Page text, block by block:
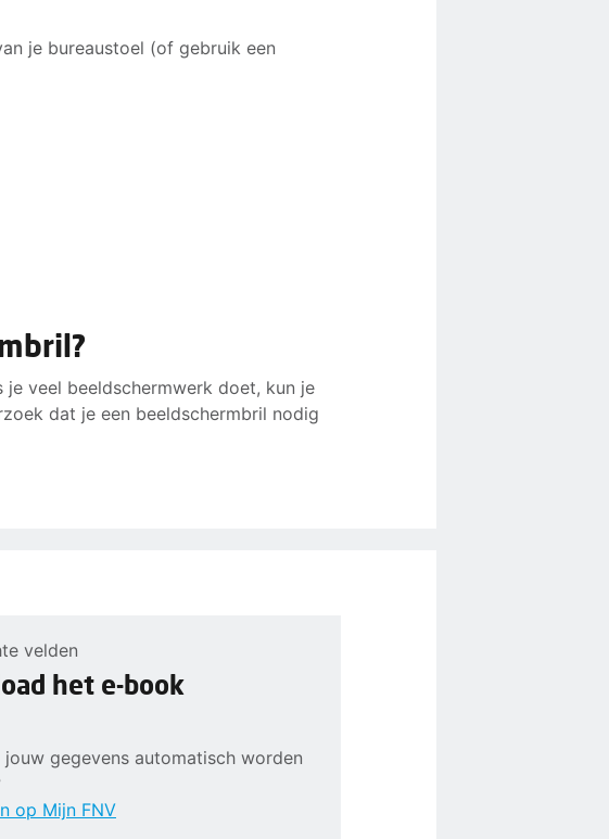
je bureaustoel (of gebruik een
veel beeldschermwerk doet, kun je
dat je een beeldschermbril nodig
velden
het e-book
gegevens automatisch worden
op Mijn FNV